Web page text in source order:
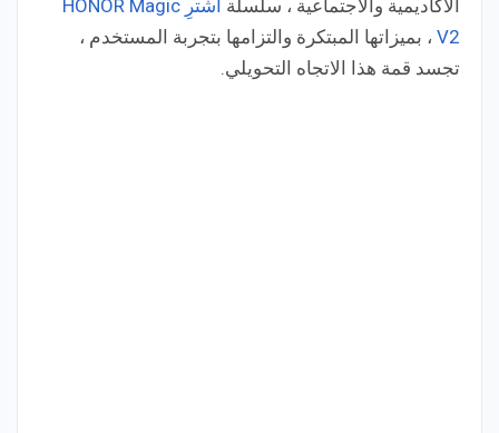
الأكاديمية والاجتماعية ، سلسلة
اشترِ HONOR Magic
V2 ، بميزاتها المبتكرة والتزامها بتجربة المستخدم ،
تجسد قمة هذا الاتجاه التحويلي.